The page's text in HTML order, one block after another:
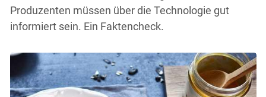
Produzenten müssen über die Technologie gut
informiert sein. Ein Faktencheck.